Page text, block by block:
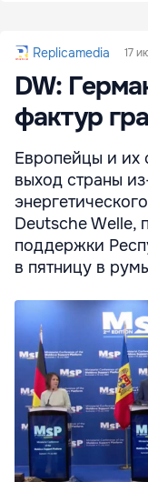
Replicamedia 17
DW:
фактур
Европейцы и их
выход страны
Deutsche Welle,
поддержки
в пятницу в